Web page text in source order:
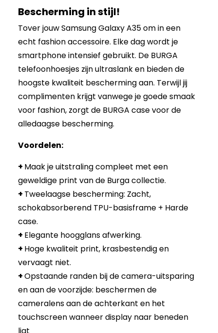
Bescherming in stijl!
Tover jouw Samsung Galaxy A35 om in een
echt fashion accessoire. Elke dag wordt je
smartphone intensief gebruikt. De BURGA
telefoonhoesjes zijn ultraslank en bieden de
hoogste kwaliteit bescherming aan. Terwijl jij
complimenten krijgt vanwege je goede smaak
voor fashion, zorgt de BURGA case voor de
alledaagse bescherming.
Voordelen:
+ Maak je uitstraling compleet met een
geweldige print van de Burga collectie.
+ Tweelaagse bescherming: Zacht,
schokabsorberend TPU-basisframe + Harde
case.
+ Elegante hoogglans afwerking.
+ Hoge kwaliteit print, krasbestendig en
vervaagt niet.
+Opstaande randen bij de camera-uitsparing
en aan de voorzijde: beschermen de
cameralens aan de achterkant en het
touchscreen wanneer display naar beneden
ligt